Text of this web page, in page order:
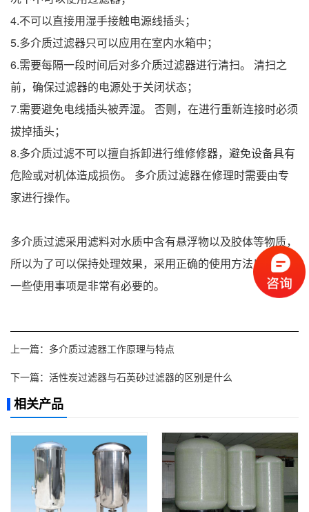
4.不可以直接用湿手接触电源线插头；
5.多介质过滤器只可以应用在室内水箱中；
6.需要每隔一段时间后对多介质过滤器进行清扫。 清扫之
前，确保过滤器的电源处于关闭状态；
7.需要避免电线插头被弄湿。 否则，在进行重新连接时必须
拔掉插头；
8.多介质过滤不可以擅自拆卸进行维修修器，避免设备具有
危险或对机体造成损伤。 多介质过滤器在修理时需要由专
家进行操作。
多介质过滤采用滤料对水质中含有悬浮物以及胶体等物质，
所以为了可以保持处理效果，采用正确的使用方法以及注意
一些使用事项是非常有必要的。
上一篇： 多介质过滤器工作原理与特点
下一篇： 活性炭过滤器与石英砂过滤器的区别是什么
相关产品